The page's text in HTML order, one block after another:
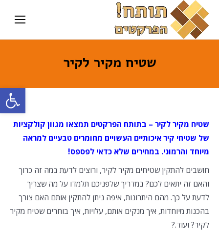
פתח
שטיח מקיר לקיר
שטיח מקיר לקיר – בתותח הפרקטים תמצאו מגוון קולקציות
של שטיחי קיר איכותיים העשויים מחומרים טבעיים למראה
מיוחד והרמוני. במחירים שלא כדאי לפספס!
חושבים להתקין שטיחים מקיר לקיר, ורוצים לדעת במה זה כרוך
והאם זה יתאים לכם? במדריך שלפניכם תלמדו על מה שצריך
לדעת על כך. מהם היתרונות, איפה ניתן להתקין אותם האם צורך
בהכנות מיוחדות, איך מנקים אותם, עלויות, איך בוחרים שטיח מקיר
לקיר? ועוד.?